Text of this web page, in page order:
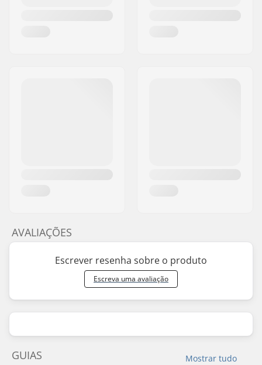
AVALIAÇÕES
Escrever resenha sobre o produto
Escreva uma avaliação
Mostrar tudo
GUIAS